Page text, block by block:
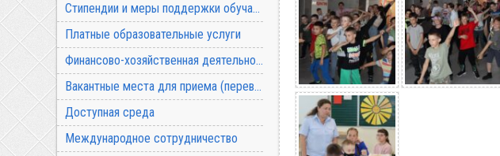
Стипендии и меры поддержки обучающихся
Платные образовательные услуги
Финансово-хозяйственная деятельность
Вакантные места для приема (перевода) обучающихся
Доступная среда
Международное сотрудничество